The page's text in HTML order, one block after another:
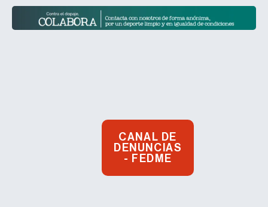
CANAL DE
DENUNCIAS
- FEDME